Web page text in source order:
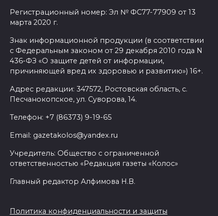
Регистрационный номер: Эл № ФС77-77909 от 13
марта 2020 г.
Знак информационной продукции (в соответствии
с Федеральным законом от 29 декабря 2010 года N
436-ФЗ «О защите детей от информации,
причиняющей вред их здоровью и развитию») 16+.
Адрес редакции: 347572, Ростовская область, с.
Песчанокопское, ул. Суворова, 14.
Телефон: +7 (86373) 9-19-65
Email: gazetakolos@yandex.ru
Учредитель: Общество с ограниченной
ответственностью «Редакция газеты «Колос»
Главный редактор Алфимова Н.В.
Политика конфиденциальности и защиты